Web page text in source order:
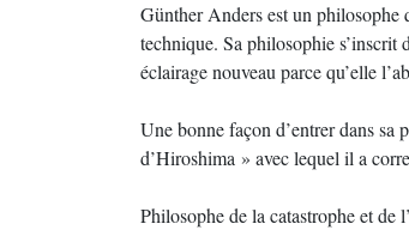
Günther Anders est un philosophe
technique. Sa philosophie s’inscrit
éclairage nouveau parce qu’elle
Une bonne façon d’entrer dans sa
d’Hiroshima » avec lequel il a
Philosophe de la catastrophe et de